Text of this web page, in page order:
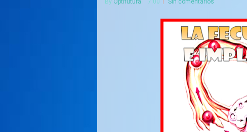
By Optifutura 7:00 Sin comentarios